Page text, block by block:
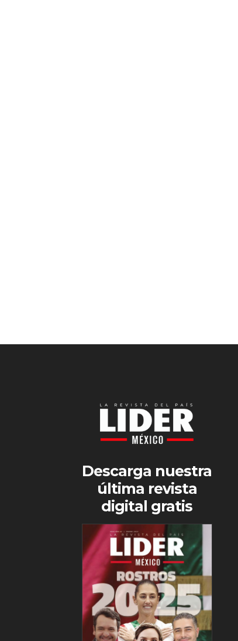
Descarga nuestra
última revista
digital gratis